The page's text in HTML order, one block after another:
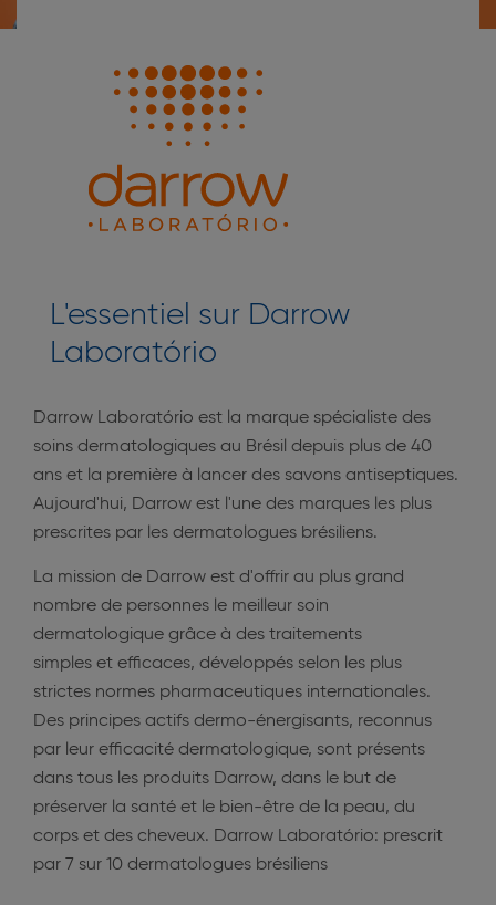
L'essentiel sur Darrow
Laboratório
Darrow Laboratório est la marque spécialiste des
soins dermatologiques au Brésil depuis plus de 40
ans et la première à lancer des savons antiseptiques.
Aujourd'hui, Darrow est l'une des marques les plus
prescrites par les dermatologues brésiliens.
La mission de Darrow est d'offrir au plus grand
nombre de personnes le meilleur soin
dermatologique grâce à des traitements
simples et efficaces, développés selon les plus
strictes normes pharmaceutiques internationales.
Des principes actifs dermo-énergisants, reconnus
par leur efficacité dermatologique, sont présents
dans tous les produits Darrow, dans le but de
préserver la santé et le bien-être de la peau, du
corps et des cheveux. Darrow Laboratório: prescrit
par 7 sur 10 dermatologues brésiliens